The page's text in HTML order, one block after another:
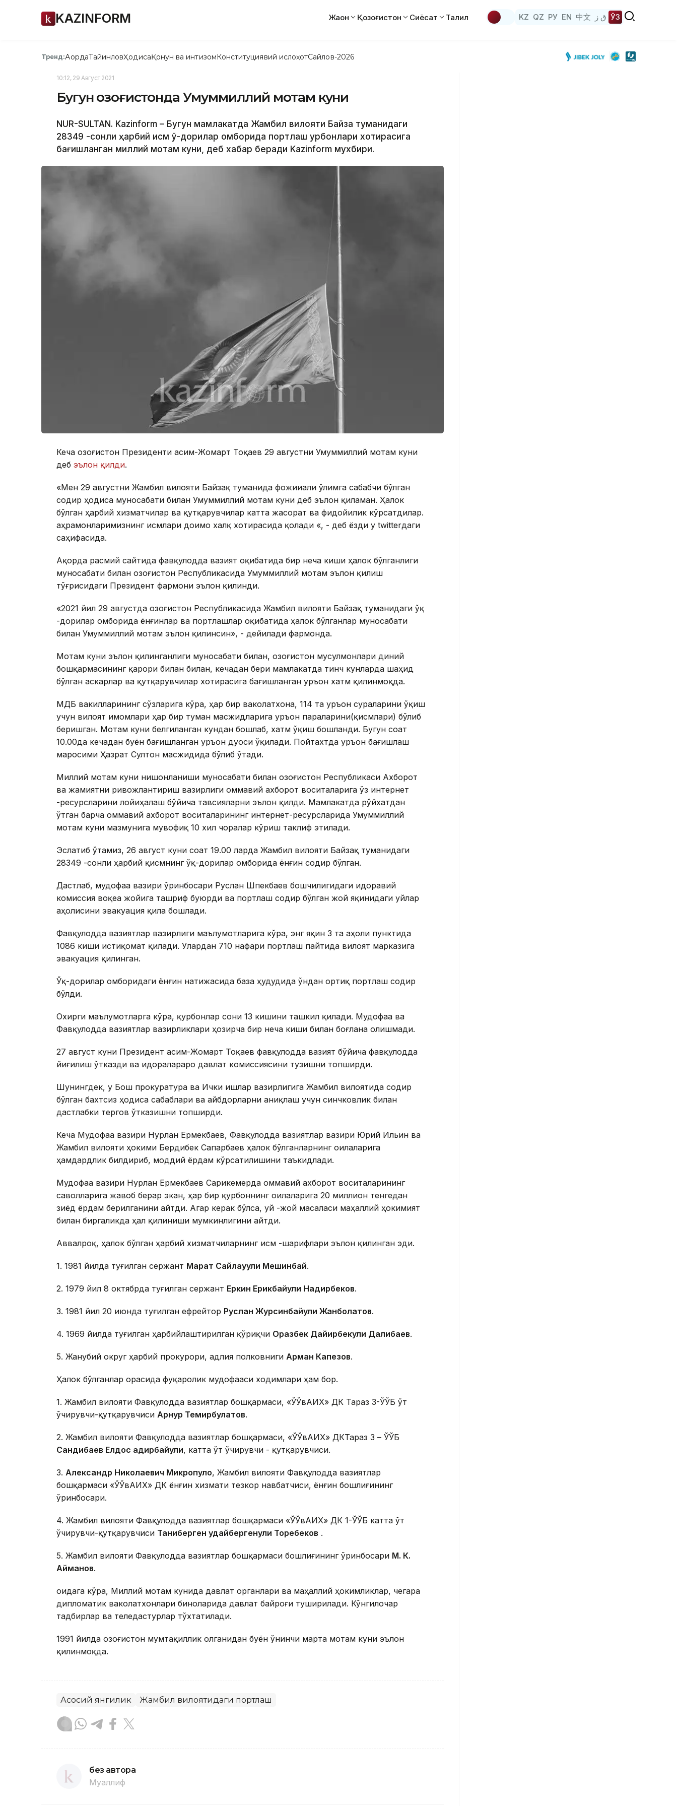
KAZINFORM Жаҳон Қозоғистон Сиёсат Таҳлил KZ QZ РУ EN 中文 ق ز ЎЗ
Тренд:АқордаТайинловҲодисаҚонун ва интизомКонституциявий ислоҳотСайлов-2026
10:12, 29 Август 2021
Бугун Қозоғистонда Умуммиллий мотам куни
NUR-SULTAN. Kazinform – Бугун мамлакатда Жамбил вилояти Байзақ туманидаги
28349 -сонли ҳарбий қисм ўқ-дорилар омборида портлаш қурбонлари хотирасига
бағишланган миллий мотам куни, деб хабар беради Kazinform мухбири.
Кеча Қозоғистон Президенти Қасим-Жомарт Тоқаев 29 августни Умуммиллий мотам куни
деб эълон қилди.
«Мен 29 августни Жамбил вилояти Байзақ туманида фожииали ўлимга сабабчи бўлган
содир ҳодиса муносабати билан Умуммиллий мотам куни деб эълон қиламан. Ҳалок
бўлган ҳарбий хизматчилар ва қутқарувчилар катта жасорат ва фидойилик кўрсатдилар.
Қаҳрамонларимизнинг исмлари доимо халқ хотирасида қолади «, - деб ёзди у twitterдаги
саҳифасида.
Ақорда расмий сайтида фавқулодда вазият оқибатида бир неча киши ҳалок бўлганлиги
муносабати билан Қозоғистон Республикасида Умуммиллий мотам эълон қилиш
тўғрисидаги Президент фармони эълон қилинди.
«2021 йил 29 августда Қозоғистон Республикасида Жамбил вилояти Байзақ туманидаги ўқ
-дорилар омборида ёнғинлар ва портлашлар оқибатида ҳалок бўлганлар муносабати
билан Умуммиллий мотам эълон қилинсин», - дейилади фармонда.
Мотам куни эълон қилинганлиги муносабати билан, Қозоғистон мусулмонлари диний
бошқармасининг қарори билан билан, кечадан бери мамлакатда тинч кунларда шаҳид
бўлган аскарлар ва қутқарувчилар хотирасига бағишланган Қуръон хатм қилинмоқда.
ҚМДБ вакилларининг сўзларига кўра, ҳар бир ваколатхона, 114 та Қуръон сураларини ўқиш
учун вилоят имомлари ҳар бир туман масжидларига Қуръон параларини(қисмлари) бўлиб
беришган. Мотам куни белгиланган кундан бошлаб, хатм ўқиш бошланди. Бугун соат
10.00да кечадан буён бағишланган Қуръон дуоси ўқилади. Пойтахтда Қуръон бағишлаш
маросими Ҳазрат Султон масжидида бўлиб ўтади.
Миллий мотам куни нишонланиши муносабати билан Қозоғистон Республикаси Ахборот
ва жамиятни ривожлантириш вазирлиги оммавий ахборот воситаларига ўз интернет
-ресурсларини лойиҳалаш бўйича тавсияларни эълон қилди. Мамлакатда рўйхатдан
ўтган барча оммавий ахборот воситаларининг интернет-ресурсларида Умуммиллий
мотам куни мазмунига мувофиқ 10 хил чоралар кўриш таклиф этилади.
Эслатиб ўтамиз, 26 август куни соат 19.00 ларда Жамбил вилояти Байзақ туманидаги
28349 -сонли ҳарбий қисмнинг ўқ-дорилар омборида ёнғин содир бўлган.
Дастлаб, мудофаа вазири ўринбосари Руслан Шпекбаев бошчилигидаги идоравий
комиссия воқеа жойига ташриф буюрди ва портлаш содир бўлган жой яқинидаги уйлар
аҳолисини эвакуация қила бошлади.
Фавқулодда вазиятлар вазирлиги маълумотларига кўра, энг яқин 3 та аҳоли пунктида
1086 киши истиқомат қилади. Улардан 710 нафари портлаш пайтида вилоят марказига
эвакуация қилинган.
Ўқ-дорилар омборидаги ёнғин натижасида база ҳудудида ўндан ортиқ портлаш содир
бўлди.
Охирги маълумотларга кўра, қурбонлар сони 13 кишини ташкил қилади. Мудофаа ва
Фавқулодда вазиятлар вазирликлари ҳозирча бир неча киши билан боғлана олишмади.
27 август куни Президент Қасим-Жомарт Тоқаев фавқулодда вазият бўйича фавқулодда
йиғилиш ўтказди ва идоралараро давлат комиссиясини тузишни топширди.
Шунингдек, у Бош прокуратура ва Ички ишлар вазирлигига Жамбил вилоятида содир
бўлган бахтсиз ҳодиса сабаблари ва айбдорларни аниқлаш учун синчковлик билан
дастлабки тергов ўтказишни топширди.
Кеча Мудофаа вазири Нурлан Ермекбаев, Фавқулодда вазиятлар вазири Юрий Ильин ва
Жамбил вилояти ҳокими Бердибек Сапарбаев ҳалок бўлганларнинг оилаларига
ҳамдардлик билдириб, моддий ёрдам кўрсатилишини таъкидлади.
Мудофаа вазири Нурлан Ермекбаев Сарикемерда оммавий ахборот воситаларининг
саволларига жавоб берар экан, ҳар бир қурбоннинг оилаларига 20 миллион тенгедан
зиёд ёрдам берилганини айтди. Агар керак бўлса, уй -жой масаласи маҳаллий ҳокимият
билан биргаликда ҳал қилиниши мумкинлигини айтди.
Аввалроқ, ҳалок бўлган ҳарбий хизматчиларнинг исм -шарифлари эълон қилинган эди.
1. 1981 йилда туғилган сержант Марат Сайлауули Мешинбай.
2. 1979 йил 8 октябрда туғилган сержант Еркин Ерикбайули Надирбеков.
3. 1981 йил 20 июнда туғилган ефрейтор Руслан Журсинбайули Жанболатов.
4. 1969 йилда туғилган ҳарбийлаштирилган қўриқчи Оразбек Дайирбекули Далибаев.
5. Жанубий округ ҳарбий прокурори, адлия полковниги Арман Капезов.
Ҳалок бўлганлар орасида фуқаролик мудофааси ходимлари ҳам бор.
1. Жамбил вилояти Фавқулодда вазиятлар бошқармаси, «ЎЎвАҚИХ» ДК Тараз 3-ЎЎБ ўт
ўчирувчи-қутқарувчиси Арнур Темирбулатов.
2. Жамбил вилояти Фавқулодда вазиятлар бошқармаси, «ЎЎвАҚИХ» ДКТараз 3 – ЎЎБ
Сандибаев Елдос Қадирбайули, катта ўт ўчирувчи - қутқарувчиси.
3. Александр Николаевич Микропуло, Жамбил вилояти Фавқулодда вазиятлар
бошқармаси «ЎЎвАҚИХ» ДК ёнғин хизмати тезкор навбатчиси, ёнғин бошлиғининг
ўринбосари.
4. Жамбил вилояти Фавқулодда вазиятлар бошқармаси «ЎЎвАҚИХ» ДК 1-ЎЎБ катта ўт
ўчирувчи-қутқарувчиси Таниберген Қудайбергенули Торебеков .
5. Жамбил вилояти Фавқулодда вазиятлар бошқармаси бошлиғининг ўринбосари М. К.
Айманов.
Қоидага кўра, Миллий мотам кунида давлат органлари ва маҳаллий ҳокимликлар, чегара
дипломатик ваколатхонлари биноларида давлат байроғи туширилади. Кўнгилочар
тадбирлар ва теледастурлар тўхтатилади.
1991 йилда Қозоғистон мумтақиллик олганидан буён ўнинчи марта мотам куни эълон
қилинмоқда.
Асосий янгилик Жамбил вилоятидаги портлаш
без автора
Муаллиф